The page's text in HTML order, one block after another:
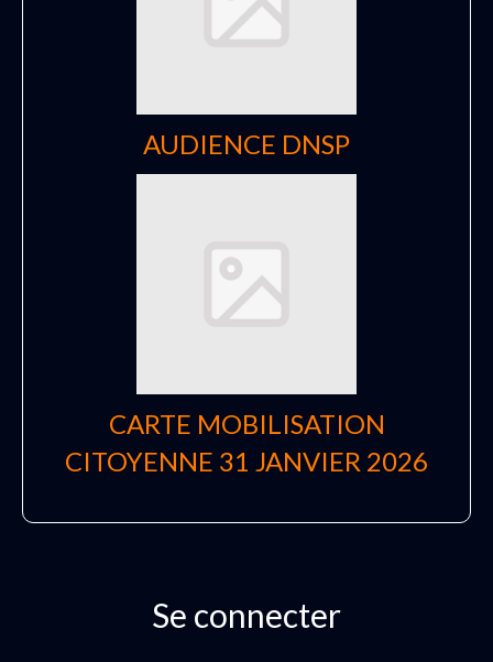
AUDIENCE DNSP
CARTE MOBILISATION
CITOYENNE 31 JANVIER 2026
Se connecter